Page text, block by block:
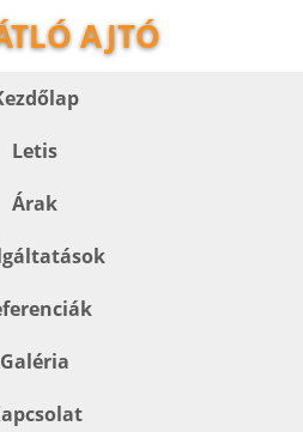
AJTÓ
Letis
Árak
Galéria